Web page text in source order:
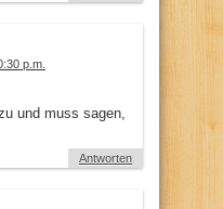
p.m.
und muss sagen,
Antworten